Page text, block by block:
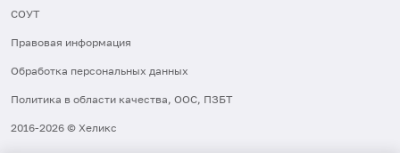
СОУТ
Правовая информация
Обработка персональных данных
Политика в области качества, ООС, ПЗБТ
2016-2026 © Хеликс